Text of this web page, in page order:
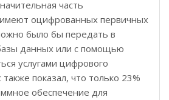
часть
оцифрованных первичных
было бы передать в
данных или с помощью
услугами цифрового
показал, что только 23%
обеспечение для